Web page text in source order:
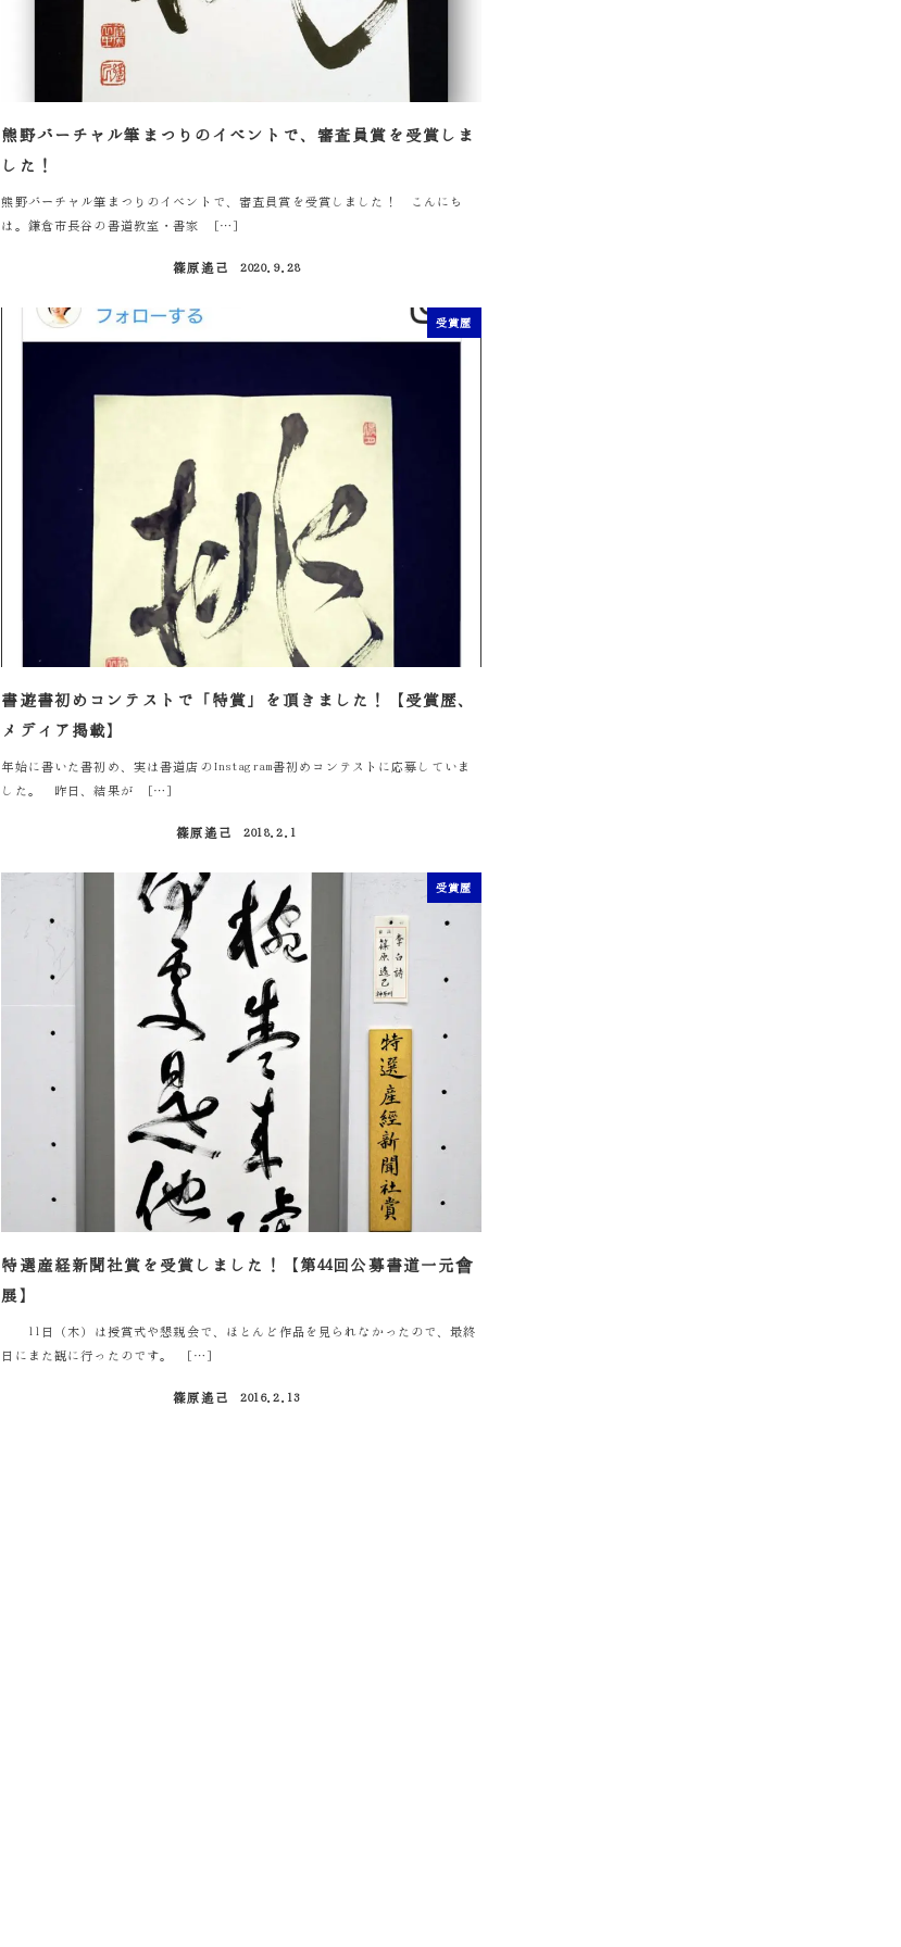
熊野バーチャル筆まつりのイベントで、審査員賞を受賞しま
した！
熊野バーチャル筆まつりのイベントで、審査員賞を受賞しました！ こんにち
は。鎌倉市長谷の書道教室・書家 […]
篠原遙己
2020.9.28
受賞歴
書遊書初めコンテストで「特賞」を頂きました！【受賞歴、
メディア掲載】
年始に書いた書初め、実は書道店のInstagram書初めコンテストに応募していま
した。 昨日、結果が […]
篠原遙己
2018.2.1
受賞歴
特選産経新聞社賞を受賞しました！【第44回公募書道一元會
展】
11日（木）は授賞式や懇親会で、ほとんど作品を見られなかったので、最終
日にまた観に行ったのです。 […]
篠原遙己
2016.2.13